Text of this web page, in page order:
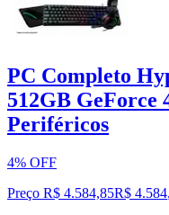
PC Completo
512GB
Periféricos
4% OFF
Preço R$ 4.584,85R$ 4.584,